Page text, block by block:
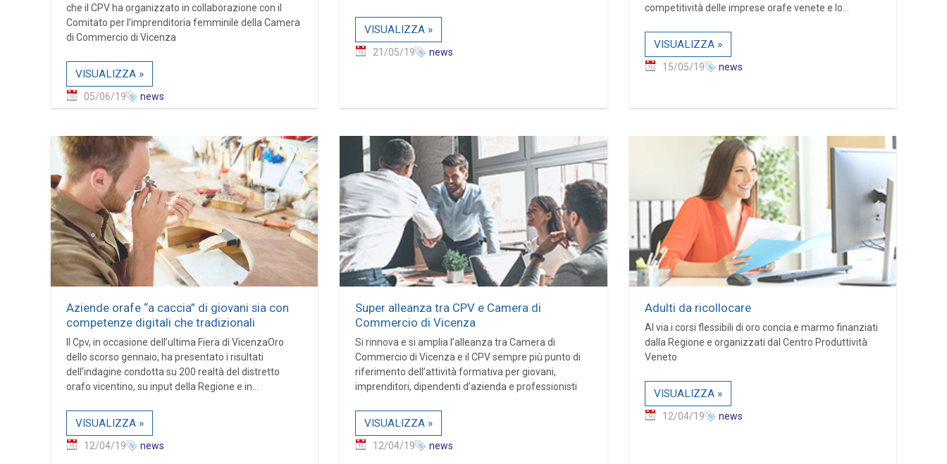
che il CPV ha organizzato in collaborazione con il
Comitato per l’imprenditoria femminile della Camera
di Commercio di Vicenza
VISUALIZZA »
05/06/19 news
VISUALIZZA »
21/05/19 news
competitività delle imprese orafe venete e lo...
VISUALIZZA »
15/05/19 news
Aziende orafe “a caccia” di giovani sia con
competenze digitali che tradizionali
Il Cpv, in occasione dell’ultima Fiera di VicenzaOro
dello scorso gennaio, ha presentato i risultati
dell’indagine condotta su 200 realtà del distretto
orafo vicentino, su input della Regione e in...
VISUALIZZA »
12/04/19 news
Super alleanza tra CPV e Camera di
Commercio di Vicenza
Si rinnova e si amplia l’alleanza tra Camera di
Commercio di Vicenza e il CPV sempre più punto di
riferimento dell’attività formativa per giovani,
imprenditori, dipendenti d’azienda e professionisti
VISUALIZZA »
12/04/19 news
Adulti da ricollocare
Al via i corsi flessibili di oro concia e marmo finanziati
dalla Regione e organizzati dal Centro Produttività
Veneto
VISUALIZZA »
12/04/19 news